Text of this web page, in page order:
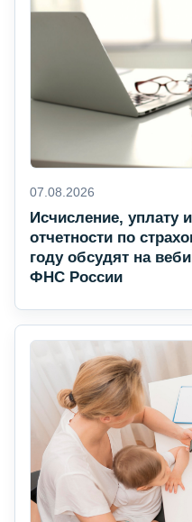
07.08.2026
Исчисление, уплату
отчетности по
году обсудят на
ФНС России